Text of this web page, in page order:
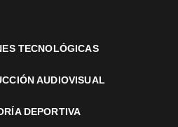
TECNOLÓGICAS
AUDIOVISUAL
DEPORTIVA